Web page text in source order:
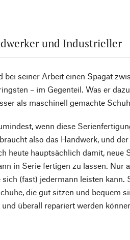
und Industrieller
seiner Arbeit einen Spagat
– im Gegenteil. Was er
als maschinell gemachte
wenn diese
also das Handwerk, und
heute hauptsächlich damit, neue
in Serie fertigen zu lassen. Nur
(fast) jedermann leisten kann.
die gut sitzen und bequem
überall repariert werden